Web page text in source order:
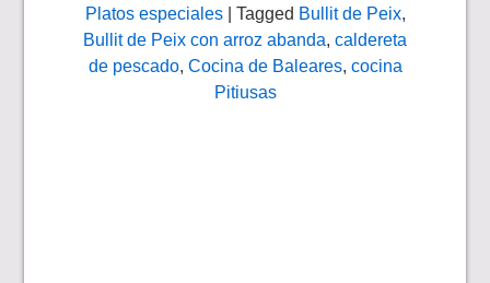
Platos especiales| Tagged Bullit de Peix,
Bullit de Peix con arroz abanda, caldereta
de pescado, Cocina de Baleares, cocina
Pitiusas